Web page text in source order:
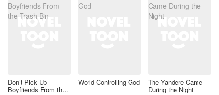
Don’t Pick Up
Boyfriends From the
World Controlling God The Yandere Came
During the Night